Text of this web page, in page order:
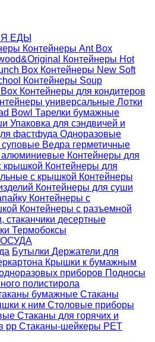
ЕДЫ
Контейнеры Ant Box
Контейнеры Hot
Box Контейнеры New Soft
Контейнеры Soup
Контейнеры для кондитеров
универсальные Лотки
Bowl Тарелки бумажные
Упаковка для сэндвичей и
фастфуда Одноразовые
суповые Ведра герметичные
алюминиевые Контейнеры для
крышкой Контейнеры для
с крышкой Контейнеры
Контейнеры для суши
Контейнеры с
Контейнеры с разъемной
стаканчики десертные
Термобоксы
Бутылки Держатели для
Крышки к бумажным
приборов Подносы
полистирола
бумажные Стаканы
к ним Столовые приборы
Стаканы для горячих и
pp Стаканы-шейкеры PET